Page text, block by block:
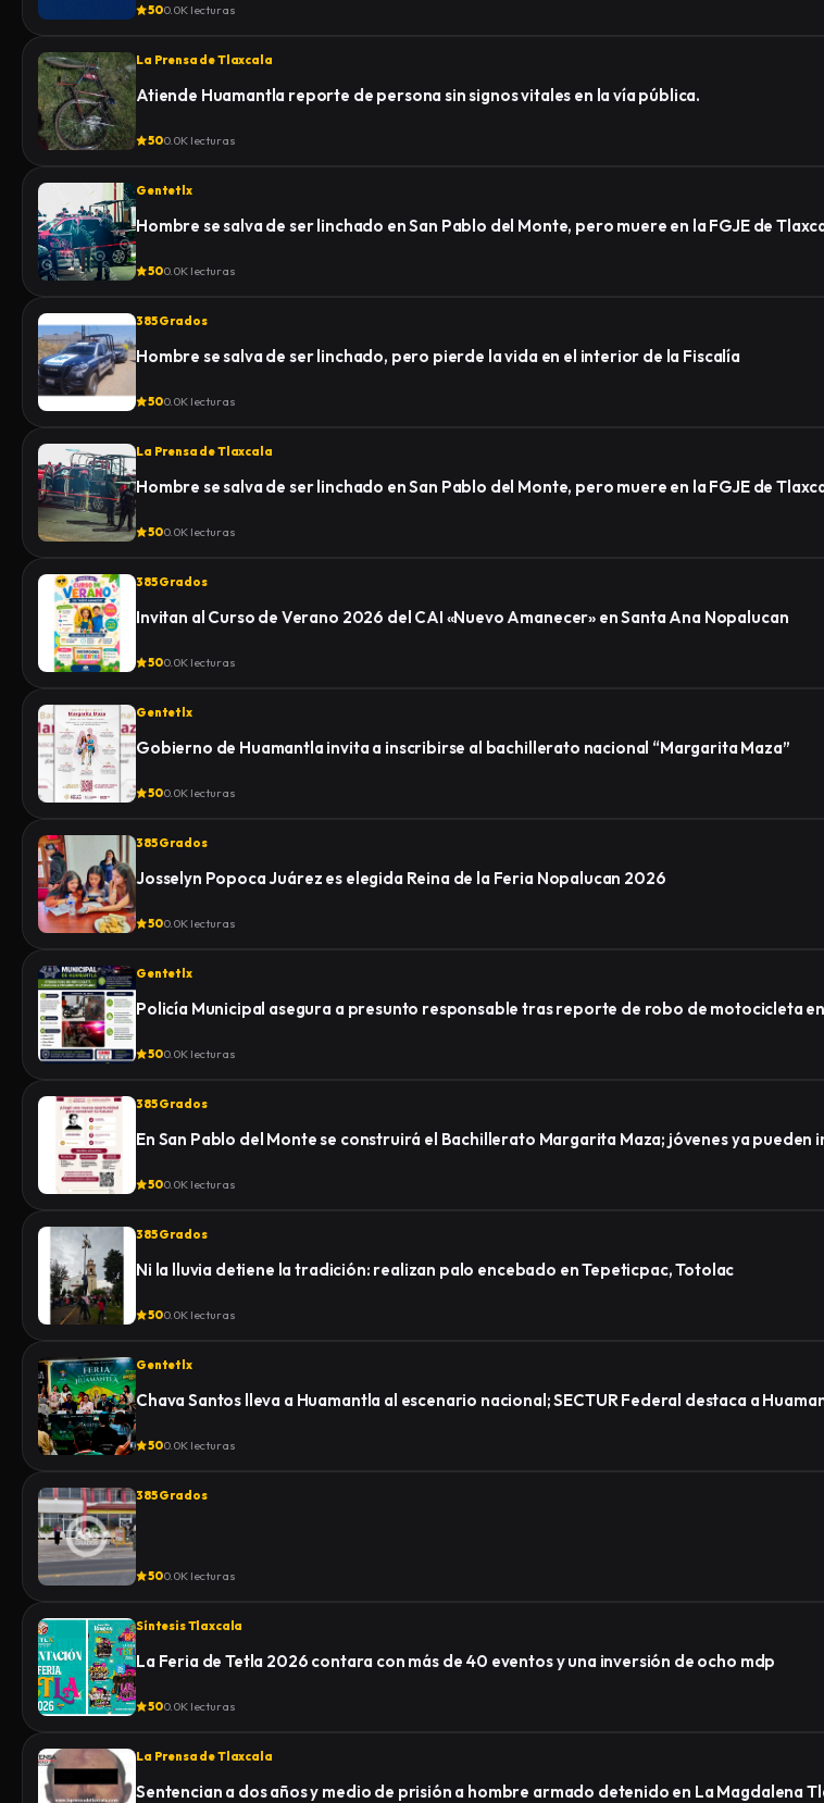
500.0K lecturas
La Prensa de Tlaxcala
Atiende Huamantla reporte de persona sin signos vitales en la vía pública.
500.0K lecturas
Gentetlx
Hombre se salva de ser linchado en San Pablo del Monte, pero muere en la FGJE de
500.0K lecturas
385 Grados
Hombre se salva de ser linchado, pero pierde la vida en el interior de la Fiscalía
500.0K lecturas
La Prensa de Tlaxcala
Hombre se salva de ser linchado en San Pablo del Monte, pero muere en la FGJE de
500.0K lecturas
385 Grados
Invitan al Curso de Verano 2026 del CAI «Nuevo Amanecer» en Santa Ana Nopalucan
500.0K lecturas
Gentetlx
Gobierno de Huamantla invita a inscribirse al bachillerato nacional “Margarita Maza”
500.0K lecturas
385 Grados
Josselyn Popoca Juárez es elegida Reina de la Feria Nopalucan 2026
500.0K lecturas
Gentetlx
Policía Municipal asegura a presunto responsable tras reporte de robo de motocicleta
500.0K lecturas
385 Grados
En San Pablo del Monte se construirá el Bachillerato Margarita Maza; jóvenes ya pueden
500.0K lecturas
385 Grados
Ni la lluvia detiene la tradición: realizan palo encebado en Tepeticpac, Totolac
500.0K lecturas
Gentetlx
Chava Santos lleva a Huamantla al escenario nacional; SECTUR Federal destaca a
500.0K lecturas
385 Grados
500.0K lecturas
Síntesis Tlaxcala
La Feria de Tetla 2026 contara con más de 40 eventos y una inversión de ocho mdp
500.0K lecturas
La Prensa de Tlaxcala
Sentencian a dos años y medio de prisión a hombre armado detenido en La Magdalena